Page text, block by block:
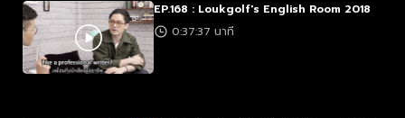
EP.168 : Loukgolf's English Room 2018
0:37:37 นาที